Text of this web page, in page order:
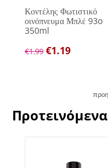
Κοντέλης Φωτιστικό
οινόπνευμα Μπλέ 93o
350ml
€1.99 €1.19